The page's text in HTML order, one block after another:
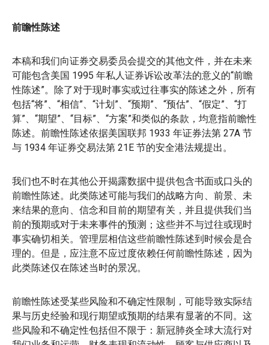
前瞻性陈述
本稿和我们向证券交易委员会提交的其他文件，并在未来
可能包含美国 1995 年私人证券诉讼改革法的意义的“前瞻
性陈述”。除了对于现时事实或过往事实的陈述之外，所有
包括“将”、“相信”、“计划”、“预期”、“预估”、“假定”、“打
算”、“期望”、“目标”、“方案”和类似的条款，均意指前瞻性
陈述。前瞻性陈述依据美国联邦 1933 年证券法第 27A 节
与 1934 年证券交易法第 21E 节的安全港法规提出。
我们也不时在其他公开揭露数据中提供包含书面或口头的
前瞻性陈述。此类陈述可能与我们的战略方向、前景、未
来结果的意向、信念和目前的期望有关，并且提供我们当
前的预期或对于未来事件的预测；这些并不与过往或现时
事实确切相关。管理层相信这些前瞻性陈述到时候会是合
理的。但是，应注意不应过度依赖任何前瞻性陈述，因为
此类陈述仅在陈述当时的景况。
前瞻性陈述受某些风险和不确定性限制，可能导致实际结
果与历史经验和现行期望或预期的结果有显著的不同。这
些风险和不确定性包括但不限于：新冠肺炎全球大流行对